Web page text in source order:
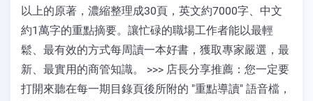
以上的原著，濃縮整理成30頁，英文約7000字、中文
約1萬字的重點摘要。讓忙碌的職場工作者能以最輕
鬆、最有效的方式每周讀一本好書，獲取專家嚴選，最
新、最實用的商管知識。 >>> 店長分享推薦：您一定要
打開來聽在每一期目錄頁後所附的 "重點導讀" 語音檔，